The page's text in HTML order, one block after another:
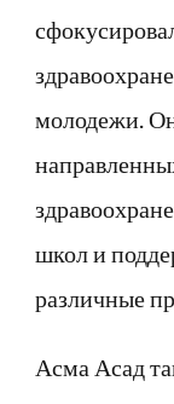
молодежи.
школ и
различные
Асма Асад